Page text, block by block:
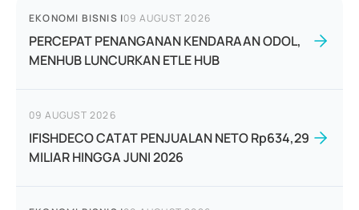
EKONOMI BISNIS |09 AUGUST 2026
PERCEPAT PENANGANAN KENDARAAN ODOL,
MENHUB LUNCURKAN ETLE HUB
09 AUGUST 2026
IFISHDECO CATAT PENJUALAN NETO Rp634,29
MILIAR HINGGA JUNI 2026